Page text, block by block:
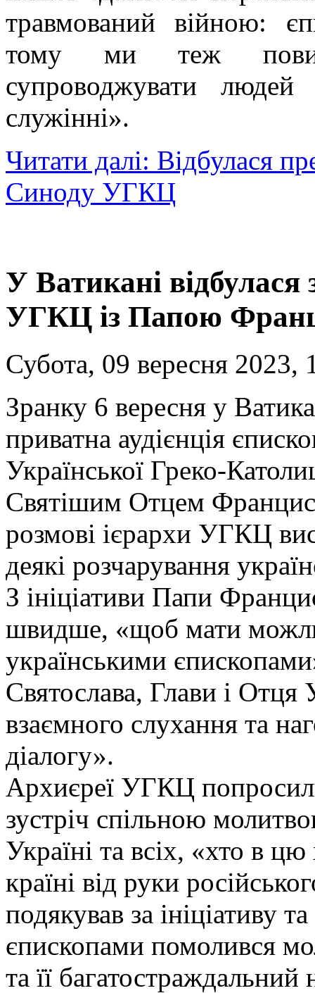
травмований війною:
тому ми теж
супроводжувати
служінні».
Читати далі: Відбулася
Синоду УГКЦ
У Ватикані відбулася
УГКЦ із Папою
Субота, 09 вересня 2023,
Зранку 6 вересня у
приватна аудієнція
Української Греко-
Святішим Отцем
розмові ієрархи УГКЦ
деякі розчарування
З ініціативи Папи
швидше, «щоб мати
українськими
Святослава, Глави і
взаємного слухання та
діалогу».
Архиєреї УГКЦ
зустріч спільною
Україні та всіх, «хто в
країні від руки
подякував за ініціативу
єпископами помолився
та її багатостраждальний